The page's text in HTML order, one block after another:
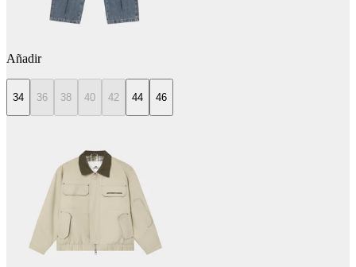
Añadir
34 36 38 40 42 44 46